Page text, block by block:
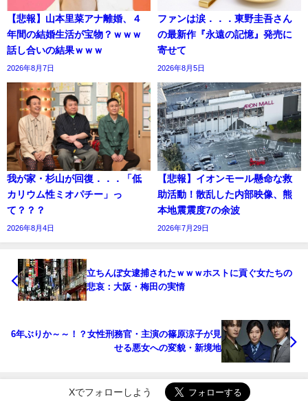
【悲報】山本里菜アナ離婚、４
年間の結婚生活が宝物？ｗｗｗ
話し合いの結果ｗｗｗ
2026年8月7日
ファンは涙．．．東野圭吾さん
の最新作『永遠の記憶』発売に
寄せて
2026年8月5日
我が家・杉山が回復．．．「低
カリウム性ミオパチー」っ
て？？？
2026年8月4日
【悲報】イオンモール懸命な救
助活動！散乱した内部映像、熊
本地震震度7の余波
2026年7月29日
立ちんぼ女逮捕されたｗｗｗホストに貢ぐ女たちの
悲哀：大阪・梅田の実情
6年ぶりか～～！？女性刑務官・主演の篠原涼子が見
せる悪女への変貌・新境地
Xでフォローしよう